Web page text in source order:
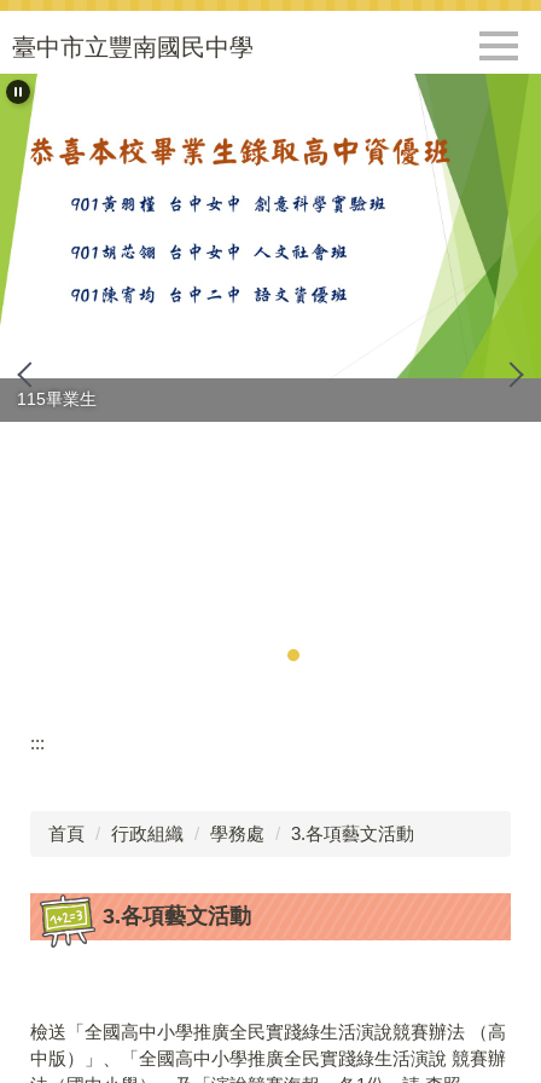
跳
到
主
要
容
區
臺中市立豐南國民中學
115畢業生
:::
首頁 行政組織 學務處 3.各項藝文活動
3.各項藝文活動
檢送「全國高中小學推廣全民實踐綠生活演說競賽辦法 （高
中版）」、「全國高中小學推廣全民實踐綠生活演說 競賽辦